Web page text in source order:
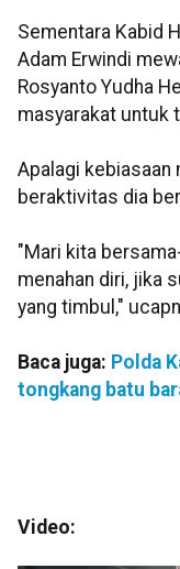
Sementara Kabid
Adam Erwindi
Rosyanto Yudha
masyarakat untuk
Apalagi
beraktivitas dia
"Mari kita
menahan diri, jika
yang timbul,"
Baca juga: Polda
tongkang batu
Video: